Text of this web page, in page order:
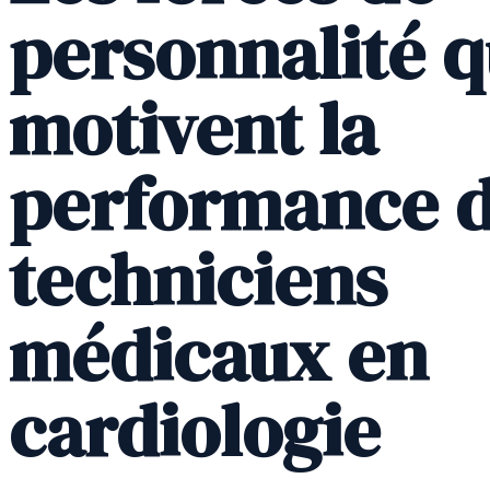
personnalité
motivent la
performance
techniciens
médicaux en
cardiologie